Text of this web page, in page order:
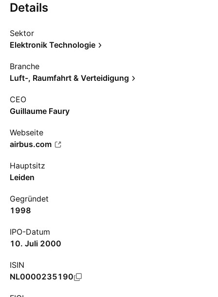
Details
Sektor
Elektronik Technologie
Branche
Luft-, Raumfahrt & Verteidigung
CEO
Guillaume Faury
Webseite
airbus.com
Hauptsitz
Leiden
Gegründet
1998
IPO-Datum
10. Juli 2000
ISIN
NL0000235190